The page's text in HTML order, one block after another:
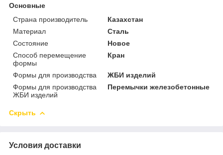
Основные
Страна производитель
Казахстан
Материал
Сталь
Состояние
Новое
Способ перемещение
формы
Кран
Формы для производства
ЖБИ изделий
Формы для производства
ЖБИ изделий
Перемычки железобетонные
Скрыть
Условия доставки